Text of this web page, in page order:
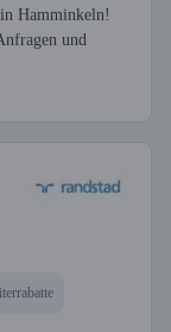
Hamminkeln!
und